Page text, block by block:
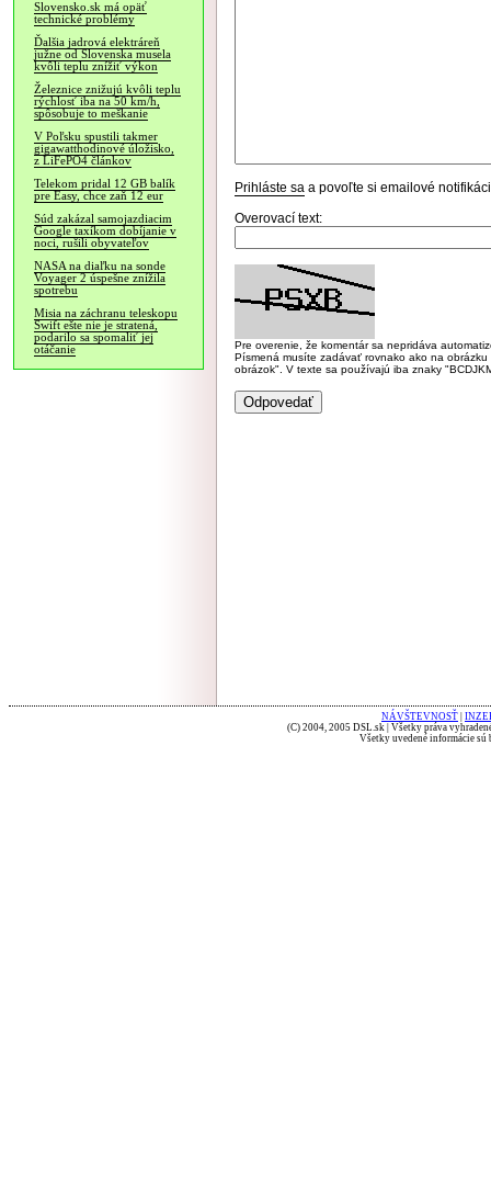
Slovensko.sk má opäť
technické problémy
Ďalšia jadrová elektráreň
južne od Slovenska musela
kvôli teplu znížiť výkon
Železnice znižujú kvôli teplu
rýchlosť iba na 50 km/h,
spôsobuje to meškanie
V Poľsku spustili takmer
gigawatthodinové úložisko,
z LiFePO4 článkov
Telekom pridal 12 GB balík
pre Easy, chce zaň 12 eur
Súd zakázal samojazdiacim
Google taxíkom dobíjanie v
noci, rušili obyvateľov
NASA na diaľku na sonde
Voyager 2 úspešne znížila
spotrebu
Misia na záchranu teleskopu
Swift ešte nie je stratená,
podarilo sa spomaliť jej
otáčanie
Prihláste sa a povoľte si emailové
Overovací text:
Pre overenie, že komentár sa nepridáva
Písmená musíte zadávať rovnako ako na
obrázok". V texte sa používajú iba znaky
NÁVŠTEVNOSŤ
(C) 2004, 2005 DSL.sk | Všetky práva
Všetky uvedené informácie sú